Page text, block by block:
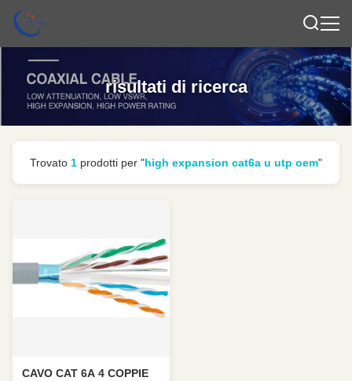
risultati di ricerca
Trovato 1 prodotti per "high expansion cat6a u utp oem"
CAVO CAT 6A 4 COPPIE